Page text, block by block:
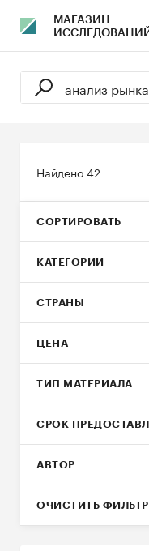
МАГАЗИН
ИССЛЕДОВАНИЙ
Найдено42
СОРТИРОВАТЬ
КАТЕГОРИИ
СТРАНЫ
ЦЕНА
ТИП МАТЕРИАЛА
СРОК
АВТОР
ОЧИСТИТЬ